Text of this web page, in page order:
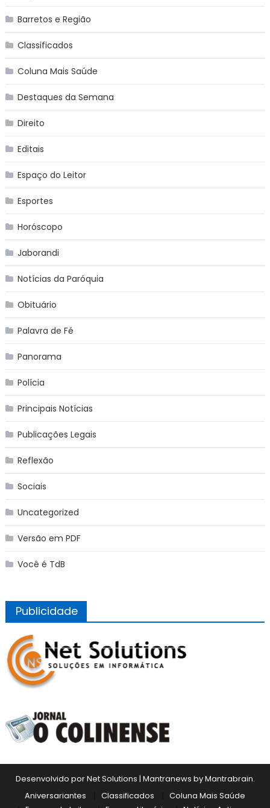
Barretos e Região
Classificados
Coluna Mais Saúde
Destaques da Semana
Direito
Editais
Espaço do Leitor
Esportes
Horóscopo
Jaborandi
Notícias da Paróquia
Obituário
Palavra de Fé
Panorama
Polícia
Principais Notícias
Publicações Legais
Reflexão
Sociais
Uncategorized
Versão em PDF
Você é TdB
Publicidade
Desenvolvido por Net Solutions | Mantranews byMantrabrain.
Aniversariantes
Classificados
Coluna Mais Saúde